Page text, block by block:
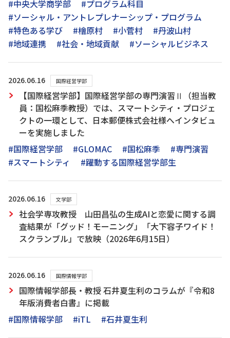
#中央大学商学部
#プログラム科目
#ソーシャル・アントレプレナーシップ・プログラム
#特色ある学び
#檜原村 #小菅村
#丹波山村
#地域連携
#社会・地域貢献 #ソーシャルビジネス
2026.06.16 国際経営学部
【国際経営学部】国際経営学部の専門演習Ⅱ（担当教
員：国松麻季教授）では、スマートシティ・プロジェ
クトの一環として、日本郵便株式会社様へインタビュ
ーを実施しました
#国際経営学部
#GLOMAC #国松麻季
#専門演習
#スマートシティ
#躍動する国際経営学部生
2026.06.16 文学部
社会学専攻教授 山田昌弘の生成AIと恋愛に関する調
査結果が「グッド！モーニング」「大下容子ワイド！
スクランブル」で放映（2026年6月15日）
2026.06.16 国際情報学部
国際情報学部長・教授 石井夏生利のコラムが『令和8
年版消費者白書』に掲載
#国際情報学部
#iTL #石井夏生利